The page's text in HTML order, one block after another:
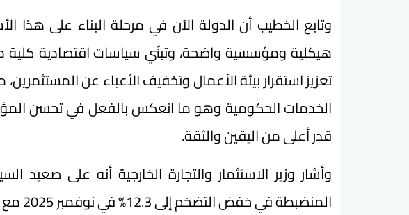
وتابع الخطيب أن الدولة الآن في مرحلة البناء على هذا
هيكلية ومؤسسية واضحة، وتبنّي سياسات اقتصادية
تعزيز استقرار بيئة الأعمال وتخفيف الأعباء عن
الخدمات الحكومية وهو ما انعكس بالفعل في تحسن
قدر أعلى من اليقين والثقة.
وأشار وزير الاستثمار والتجارة الخارجية أنه على صعيد